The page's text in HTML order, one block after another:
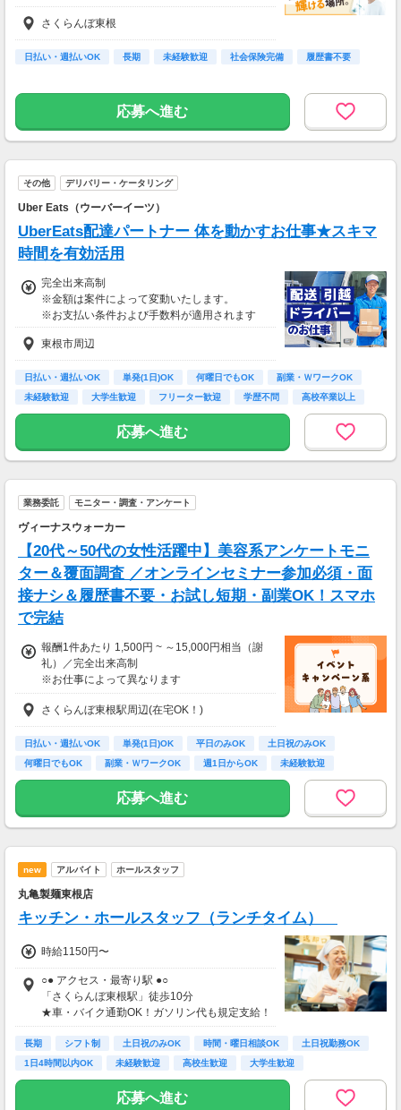
さくらんぼ東根
日払い・週払いOK 長期 未経験歓迎 社会保険完備 履歴書不要
応募へ進む
その他 デリバリー・ケータリング
Uber Eats（ウーバーイーツ）
UberEats配達パートナー 体を動かすお仕事★スキマ
時間を有効活用
完全出来高制
※金額は案件によって変動いたします。
※お支払い条件および手数料が適用されます
東根市周辺
日払い・週払いOK 単発(1日)OK 何曜日でもOK
副業・ＷワークOK
未経験歓迎
大学生歓迎 フリーター歓迎 学歴不問 高校卒業以上
応募へ進む
業務委託 モニター・調査・アンケート
ヴィーナスウォーカー
【20代～50代の女性活躍中】美容系アンケートモニ
ター＆覆面調査 ／オンラインセミナー参加必須・面
接ナシ＆履歴書不要・お試し短期・副業OK！スマホ
で完結
報酬1件あたり 1,500円 ~ ～15,000円相当（謝
礼）／完全出来高制
※お仕事によって異なります
※アンケート回答後、内容確認・承認を経て謝
礼をお支払いします
【お仕事の一例】
◆ 美容サプリのお試しモニター
キレイになりながらポイントがもらえる、人気
のモニターです！
・所要時間：10～20分
・謝礼金 ：500PT（1P＝1円）＋商品提供あ
スキンケア・ヘアケア商品を実際に使ってレビ
ュー！
美容好きにぴったりの、楽しみながらできるお
仕事です。
・所要時間：10～20分
・謝礼金 ：500PT（1P＝1円）＋商品提供あ
り
さくらんぼ東根駅周辺(在宅OK！)
日払い・週払いOK 単発(1日)OK 平日のみOK
土日祝のみOK
何曜日でもOK
副業・ＷワークOK 週1日からOK
未経験歓迎
大学生歓迎
応募へ進む
new アルバイト ホールスタッフ
丸亀製麺東根店
キッチン・ホールスタッフ（ランチタイム）
時給1150円〜
○● アクセス・最寄り駅 ●○
「さくらんぼ東根駅」徒歩10分
★車・バイク通勤OK！ガソリン代も規定支給！
★自転車通勤も可！（駐輪場料金は自己負担、
店にある場合は利用可）
長期 シフト制 土日祝のみOK 時間・曜日相談OK
土日祝勤務OK
1日4時間以内OK
未経験歓迎 高校生歓迎 大学生歓迎
応募へ進む